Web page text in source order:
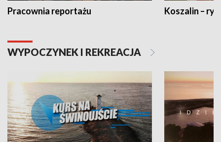
Pracownia reportażu Koszalin –
WYPOCZYNEK I REKREACJA